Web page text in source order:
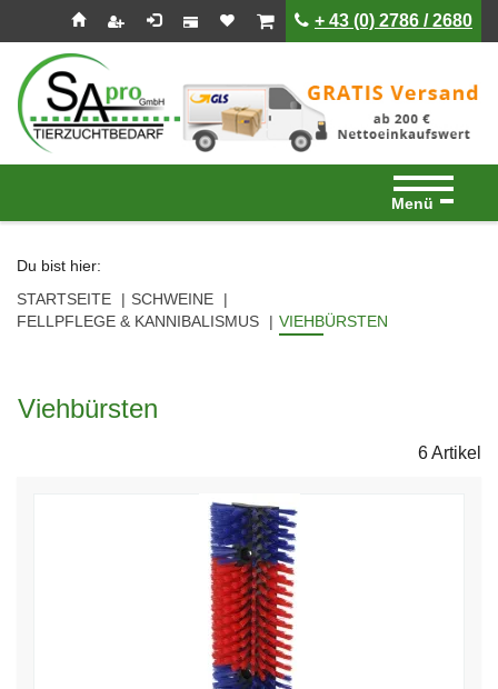
Seitenebreiche:
ist leerist leer+ 43 (0) 2786 / 2680
Menü
Du bist hier:
STARTSEITE
SCHWEINE
FELLPFLEGE & KANNIBALISMUS
VIEHBÜRSTEN
Viehbürsten
6 Artikel